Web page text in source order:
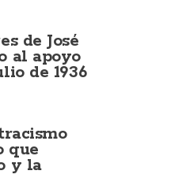
de José
al apoyo
de 1936
que
y la